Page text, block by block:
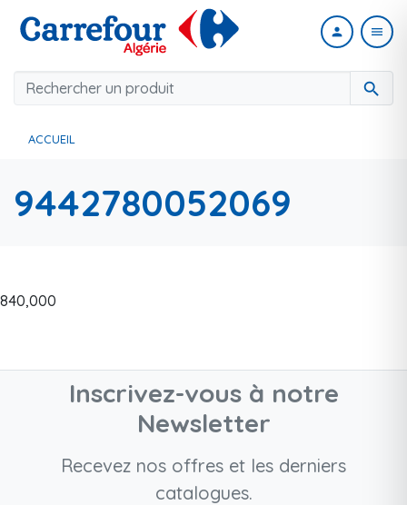
search
person menu
ACCUEIL
9442780052069
840,000
Inscrivez-vous à notre
Newsletter
Recevez nos offres et les derniers
catalogues.